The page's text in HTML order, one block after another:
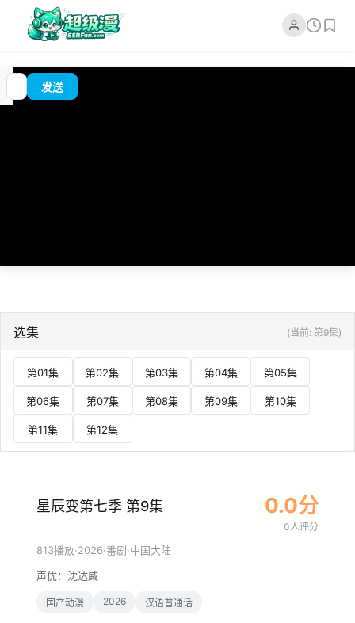
00:00
追
番
?发送
选集 (当前: 第9集)
第01集 第02集 第03集 第04集 第05集
第06集 第07集 第08集 第09集 第10集
第11集 第12集
星辰变第七季 第9集 0.0分
0人评分
813播放·2026·番剧·中国大陆
声优： 沈达威
国产动漫 2026 汉语普通话